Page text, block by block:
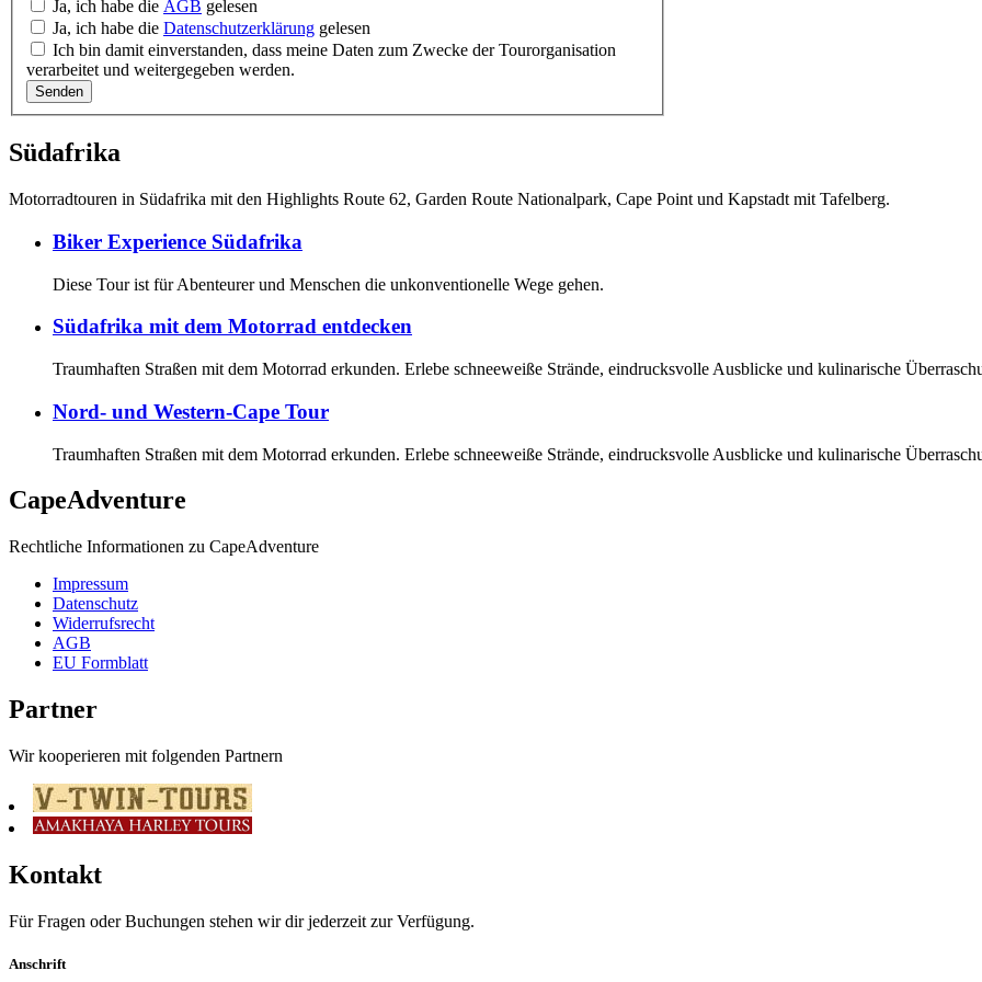
Ja, ich habe die AGB gelesen
Ja, ich habe die Datenschutzerklärung gelesen
Ich bin damit einverstanden, dass meine Daten zum Zwecke der Tourorganisation
verarbeitet und weitergegeben werden.
Senden
Südafrika
Motorradtouren in Südafrika mit den Highlights Route 62, Garden Route Nationalpark, Cape Point und Kapstadt mit Tafelberg.
Biker Experience Südafrika
Diese Tour ist für Abenteurer und Menschen die unkonventionelle Wege gehen.
Südafrika mit dem Motorrad entdecken
Traumhaften Straßen mit dem Motorrad erkunden. Erlebe schneeweiße Strände, eindrucksvolle Ausblicke und kulinarische
Nord- und Western-Cape Tour
Traumhaften Straßen mit dem Motorrad erkunden. Erlebe schneeweiße Strände, eindrucksvolle Ausblicke und kulinarische
CapeAdventure
Rechtliche Informationen zu CapeAdventure
Impressum
Datenschutz
Widerrufsrecht
AGB
EU Formblatt
Partner
Wir kooperieren mit folgenden Partnern
Kontakt
Für Fragen oder Buchungen stehen wir dir jederzeit zur Verfügung.
Anschrift